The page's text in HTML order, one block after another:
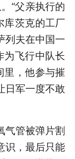
“父亲执行的
库茨克的工厂
列夫在中国一
为飞行中队长
里，他参与摧
日军一度不敢
管被弹片割
识，最后只能